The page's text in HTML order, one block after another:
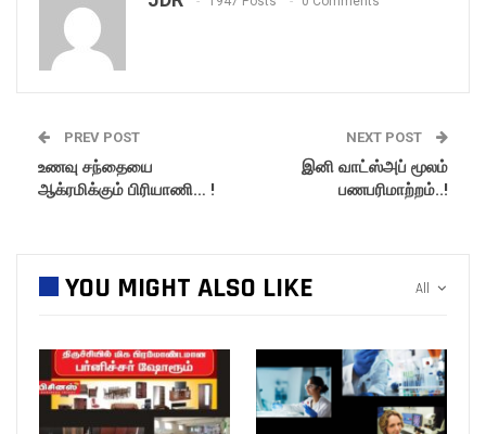
PREV POST
உணவு சந்தையை
ஆக்ரமிக்கும் பிரியாணி… !
NEXT POST
இனி வாட்ஸ்அப் மூலம்
பணபரிமாற்றம்..!
All
YOU MIGHT ALSO LIKE